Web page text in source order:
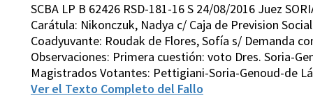
SCBA LP B 62426 RSD-181-16 S 24/08/2016 Juez
Carátula: Nikonczuk, Nadya c/ Caja de Prevision
Coadyuvante: Roudak de Flores, Sofía s/ Demanda
Observaciones: Primera cuestión: voto Dres. Soria-
Magistrados Votantes: Pettigiani-Soria-Genoud-de
Ver el Texto Completo del Fallo